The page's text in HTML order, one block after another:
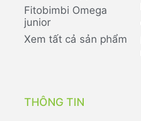
Fitobimbi Omega
junior
Xem tất cả sản phẩm
THÔNG TIN